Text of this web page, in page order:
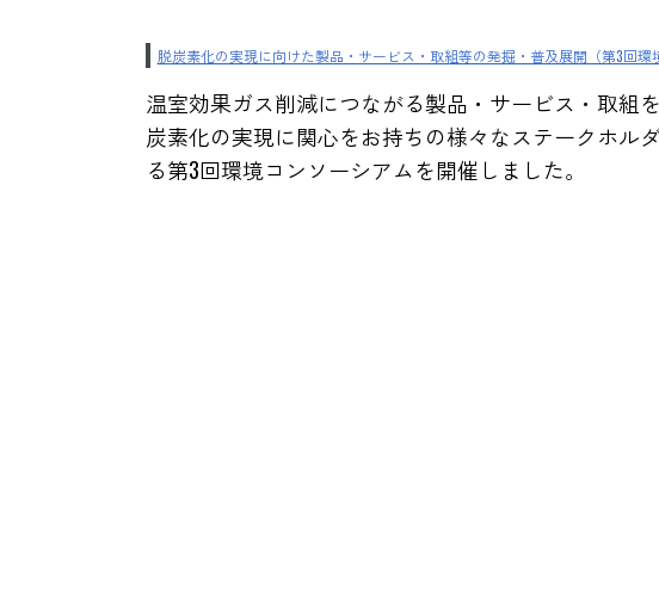
脱炭素化の実現に向けた製品・サービス・取組等の発掘・普及展開（第3回環
温室効果ガス削減につながる製品・サービス・取組
炭素化の実現に関心をお持ちの様々なステークホル
る第3回環境コンソーシアムを開催しました。